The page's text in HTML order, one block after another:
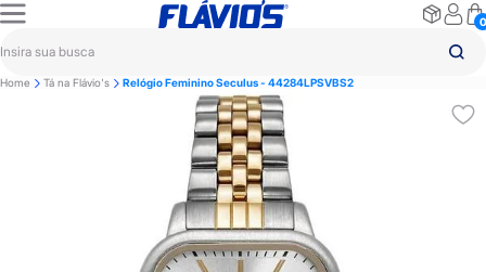
0
Home Tá na Flávio's Relógio Feminino Seculus - 44284LPSVBS2